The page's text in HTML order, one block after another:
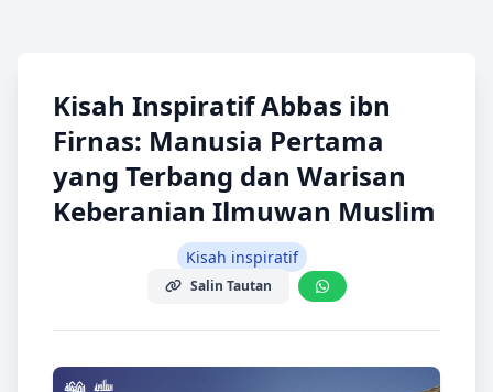
Kisah Inspiratif Abbas ibn
Firnas: Manusia Pertama
yang Terbang dan Warisan
Keberanian Ilmuwan Muslim
Kisah inspiratif
Salin Tautan